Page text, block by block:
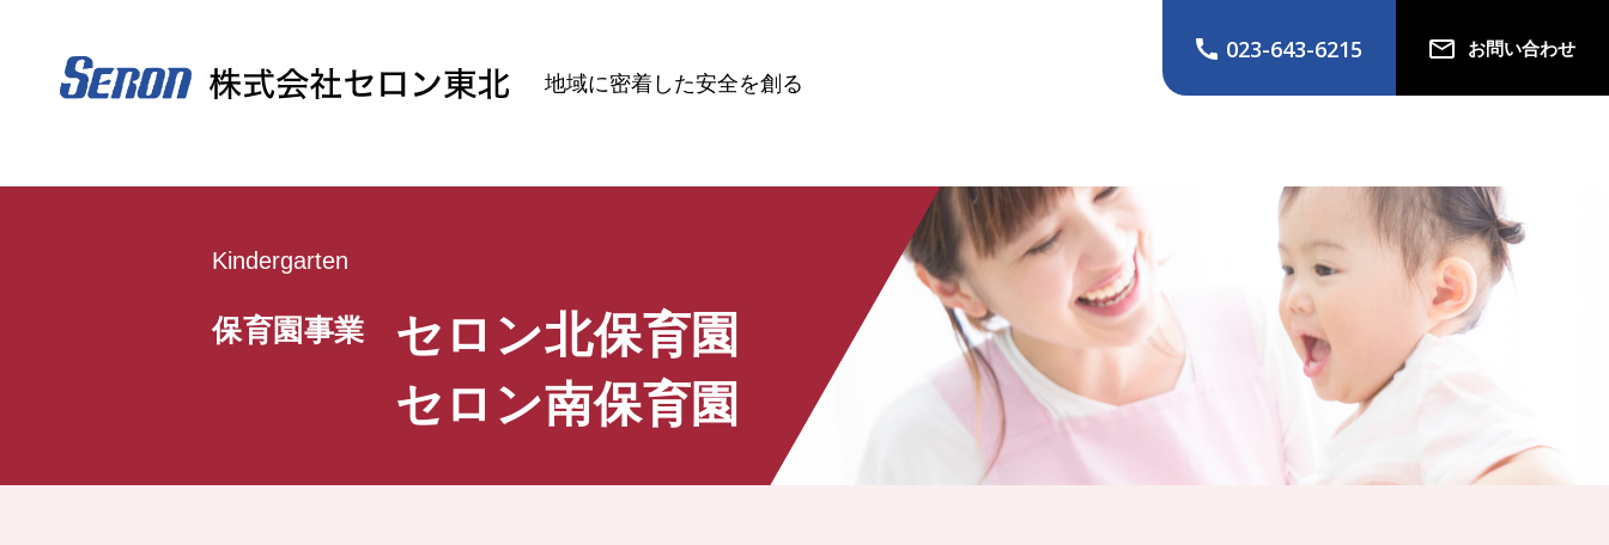
地域に密着した安全を創る
023-643-6215 お問い合わせ
Kindergarten
保育園事業
セロン北保育園
セロン南保育園